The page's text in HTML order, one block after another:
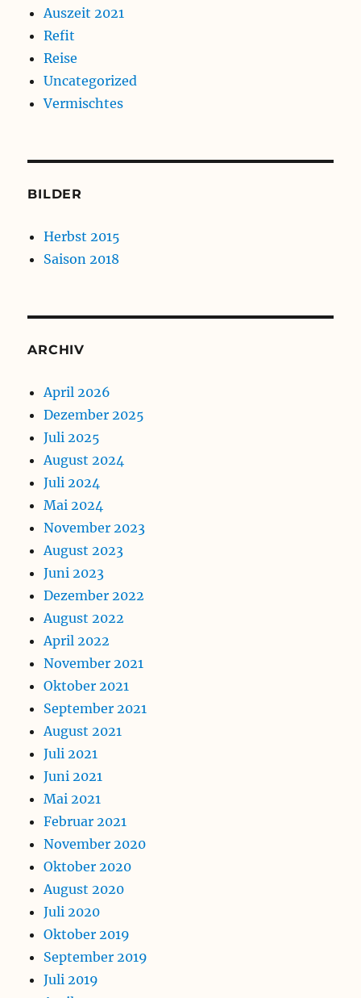
Auszeit 2021
Refit
Reise
Uncategorized
Vermischtes
BILDER
Herbst 2015
Saison 2018
ARCHIV
April 2026
Dezember 2025
Juli 2025
August 2024
Juli 2024
Mai 2024
November 2023
August 2023
Juni 2023
Dezember 2022
August 2022
April 2022
November 2021
Oktober 2021
September 2021
August 2021
Juli 2021
Juni 2021
Mai 2021
Februar 2021
November 2020
Oktober 2020
August 2020
Juli 2020
Oktober 2019
September 2019
Juli 2019